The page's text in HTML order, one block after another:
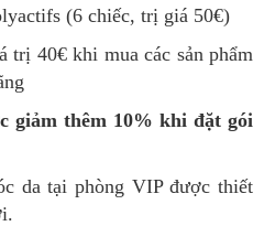
(6 chiếc, trị giá 50€)